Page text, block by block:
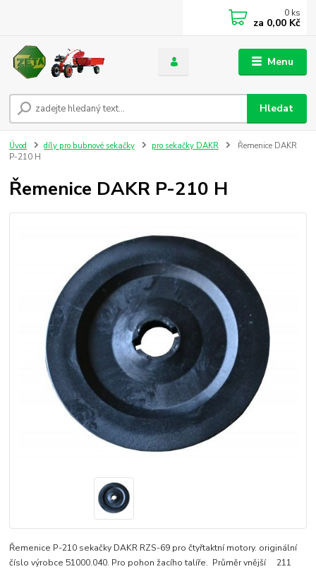
Menu
Hledat
0 ks
za 0,00 Kč
Úvod díly pro bubnové sekačky pro sekačky DAKR
Řemenice DAKR
P-210 H
Řemenice DAKR P-210 H
Řemenice P-210 sekačky DAKR RZS-69 pro čtyřtaktní motory. originální
číslo výrobce 51000.040. Pro pohon žacího talíře. Průměr vnější 211